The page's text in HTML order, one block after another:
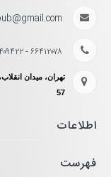
۶۶۴۱۲۰۷۸ - ۶۶۴۰۹۴۲۲ - ۶۶۴۹۵۰۳۴
تهران، میدان
57
اطلاعات
فهرست